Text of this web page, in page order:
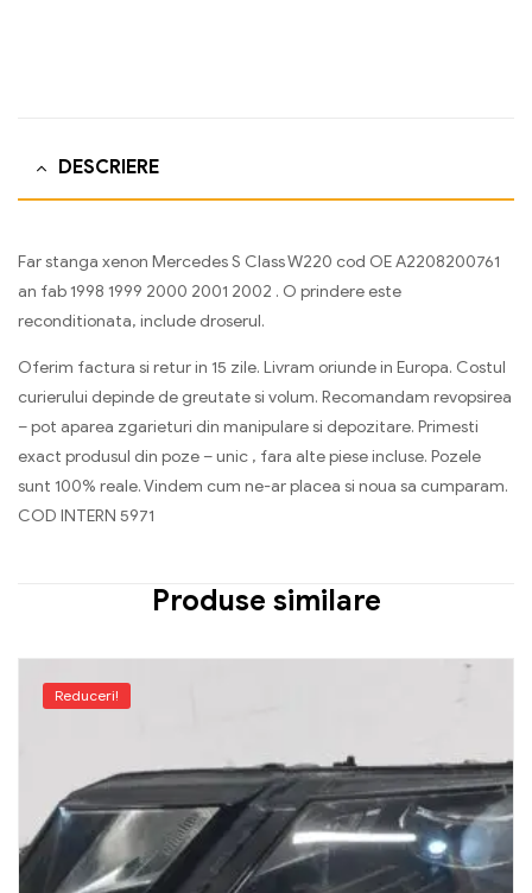
DESCRIERE
Far stanga xenon Mercedes S Class W220 cod OE A2208200761
an fab 1998 1999 2000 2001 2002 . O prindere este
reconditionata, include droserul.
Oferim factura si retur in 15 zile. Livram oriunde in Europa. Costul
curierului depinde de greutate si volum. Recomandam revopsirea
– pot aparea zgarieturi din manipulare si depozitare. Primesti
exact produsul din poze – unic , fara alte piese incluse. Pozele
sunt 100% reale. Vindem cum ne-ar placea si noua sa cumparam.
COD INTERN 5971
Produse similare
Reduceri!